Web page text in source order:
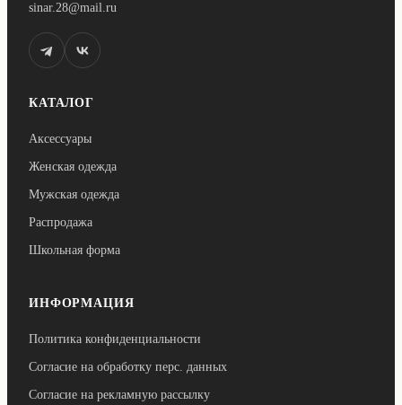
sinar.28@mail.ru
КАТАЛОГ
Аксессуары
Женская одежда
Мужская одежда
Распродажа
Школьная форма
ИНФОРМАЦИЯ
Политика конфиденциальности
Согласие на обработку перс. данных
Согласие на рекламную рассылку